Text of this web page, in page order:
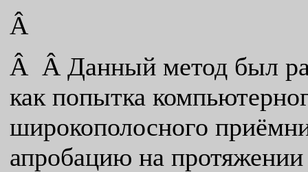
Â
Â Â Данный метод был
как попытка
широкополосного
апробацию на